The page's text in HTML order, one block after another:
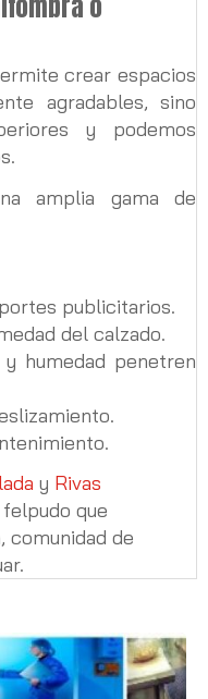
crear espacios
agradables, sino
y podemos
amplia gama de
publicitarios.
del calzado.
humedad penetren
y Rivas
que
comunidad de